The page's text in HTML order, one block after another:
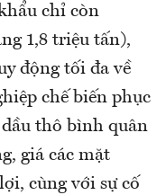
chỉ còn
1,8 triệu tấn),
động tối đa về
chế biến phục
thô bình quân
giá các mặt
cùng với sự cố